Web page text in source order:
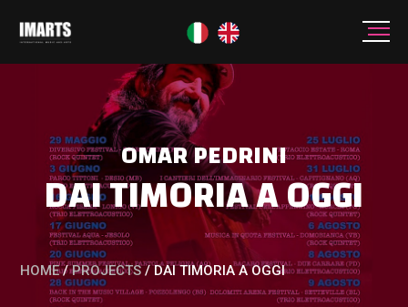
OMAR PEDRINI
DAI TIMORIA A OGGI
HOME / PROJECTS / DAI TIMORIA A OGGI